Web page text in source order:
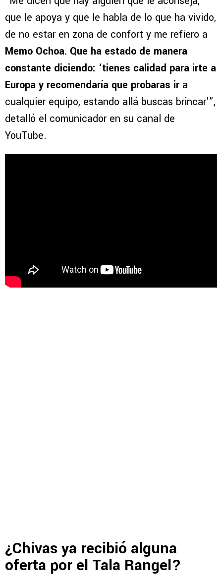
que le apoya y que le habla de lo que ha vivido,
de no estar en zona de confort y me refiero a
Memo Ochoa. Que ha estado de manera
constante diciendo: ‘tienes calidad para irte a
Europa y recomendaría que probaras ir a
cualquier equipo, estando allá buscas brincar'”,
detalló el comunicador en su canal de
YouTube.
¿Chivas ya recibió alguna
oferta por el Tala Rangel?